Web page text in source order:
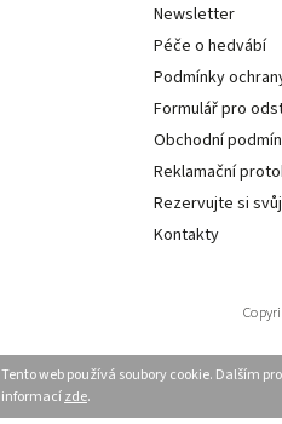
Tento web používá soubory cookie. Dalším
informacízde.
Newsletter
Péče o hedvábí
Podmínky
Formulář pro
Obchodní
Reklamační
Rezervujte si
Kontakty